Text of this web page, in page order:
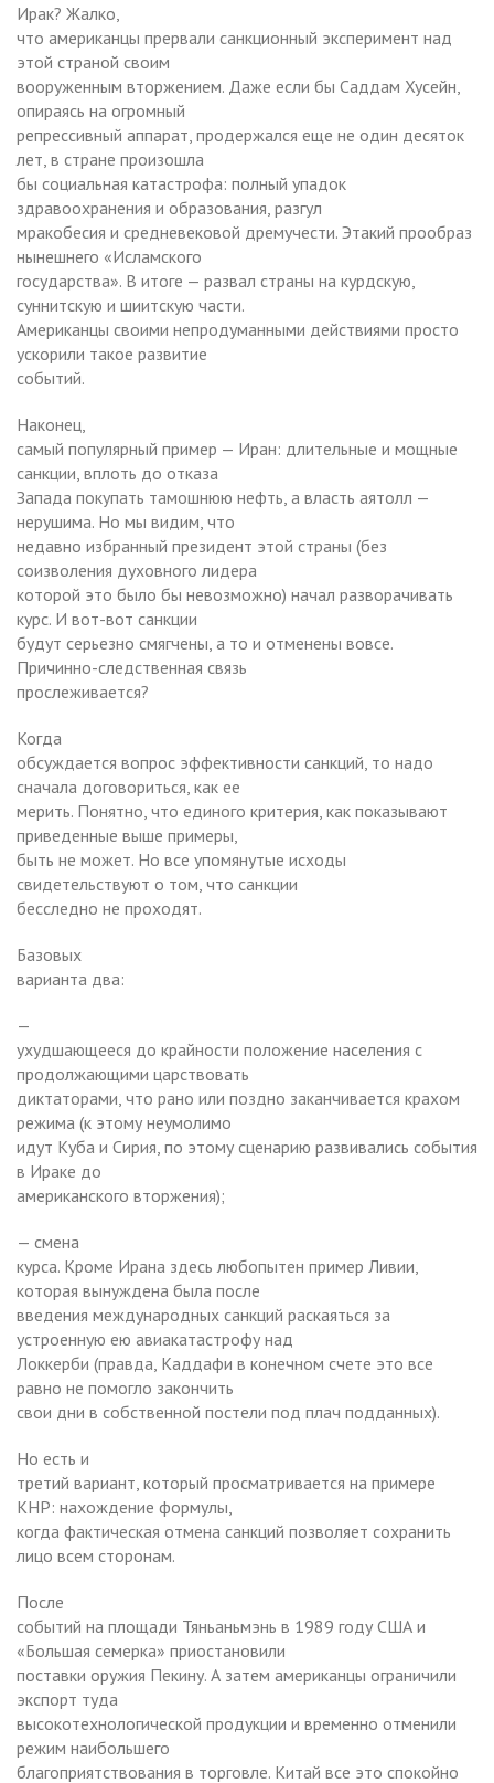
Ирак? Жалко,
что американцы прервали санкционный эксперимент над
этой страной своим
вооруженным вторжением. Даже если бы Саддам Хусейн,
опираясь на огромный
репрессивный аппарат, продержался еще не один десяток
лет, в стране произошла
бы социальная катастрофа: полный упадок
здравоохранения и образования, разгул
мракобесия и средневековой дремучести. Этакий прообраз
нынешнего «Исламского
государства». В итоге — развал страны на курдскую,
суннитскую и шиитскую части.
Американцы своими непродуманными действиями просто
ускорили такое развитие
событий.
Наконец,
самый популярный пример — Иран: длительные и мощные
санкции, вплоть до отказа
Запада покупать тамошнюю нефть, а власть аятолл —
нерушима. Но мы видим, что
недавно избранный президент этой страны (без
соизволения духовного лидера
которой это было бы невозможно) начал разворачивать
курс. И вот-вот санкции
будут серьезно смягчены, а то и отменены вовсе.
Причинно-следственная связь
прослеживается?
Когда
обсуждается вопрос эффективности санкций, то надо
сначала договориться, как ее
мерить. Понятно, что единого критерия, как показывают
приведенные выше примеры,
быть не может. Но все упомянутые исходы
свидетельствуют о том, что санкции
бесследно не проходят.
Базовых
варианта два:
—
ухудшающееся до крайности положение населения с
продолжающими царствовать
диктаторами, что рано или поздно заканчивается крахом
режима (к этому неумолимо
идут Куба и Сирия, по этому сценарию развивались события
в Ираке до
американского вторжения);
— смена
курса. Кроме Ирана здесь любопытен пример Ливии,
которая вынуждена была после
введения международных санкций раскаяться за
устроенную ею авиакатастрофу над
Локкерби (правда, Каддафи в конечном счете это все
равно не помогло закончить
свои дни в собственной постели под плач подданных).
Но есть и
третий вариант, который просматривается на примере
КНР: нахождение формулы,
когда фактическая отмена санкций позволяет сохранить
лицо всем сторонам.
После
событий на площади Тяньаньмэнь в 1989 году США и
«Большая семерка» приостановили
поставки оружия Пекину. А затем американцы ограничили
экспорт туда
высокотехнологической продукции и временно отменили
режим наибольшего
благоприятствования в торговле. Китай все это спокойно